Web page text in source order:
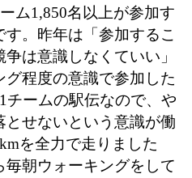
ム1,850名以上が参加す
。昨年は「参加するこ
は意識しなくていい」
グ程度の意識で参加した
チームの駅伝なので、や
せないという意識が働
を全力で走りました
毎朝ウォーキングをして